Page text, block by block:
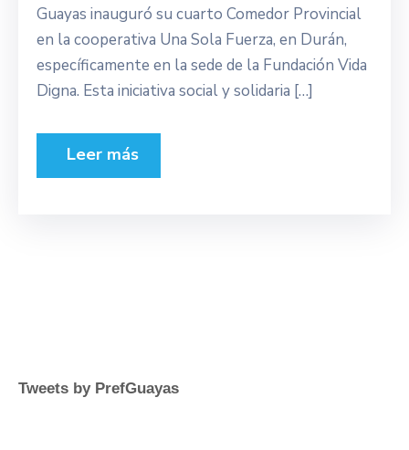
Guayas inauguró su cuarto Comedor Provincial
en la cooperativa Una Sola Fuerza, en Durán,
específicamente en la sede de la Fundación Vida
Digna. Esta iniciativa social y solidaria […]
Leer más
Tweets by PrefGuayas